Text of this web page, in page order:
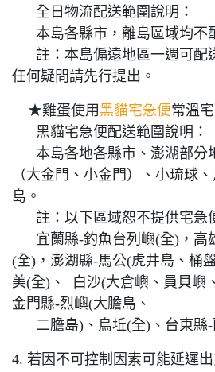
全日物流配送範圍說明：
本島各縣市，離島區域均不
註：本島偏遠地區一週可配
任何疑問請先行提出。
★雞蛋使用 黑貓宅急便常溫
黑貓宅急便配送範圍說明：
本島各地各縣市、澎湖部分
（大金門、小金門）、小琉球
島。
註：以下區域恕不提供宅急
宜蘭縣-釣魚台列嶼(全)，高
(全)，澎湖縣-馬公(虎井島、桶
美(全)、 白沙(大倉嶼、員貝嶼
金門縣-烈嶼(大膽島、
二膽島)、烏坵(全)、台東縣-
4. 若因不可控制因素可能延遲